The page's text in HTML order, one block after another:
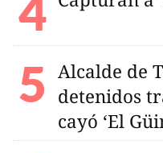
Alcalde de
detenidos
cayó ‘El